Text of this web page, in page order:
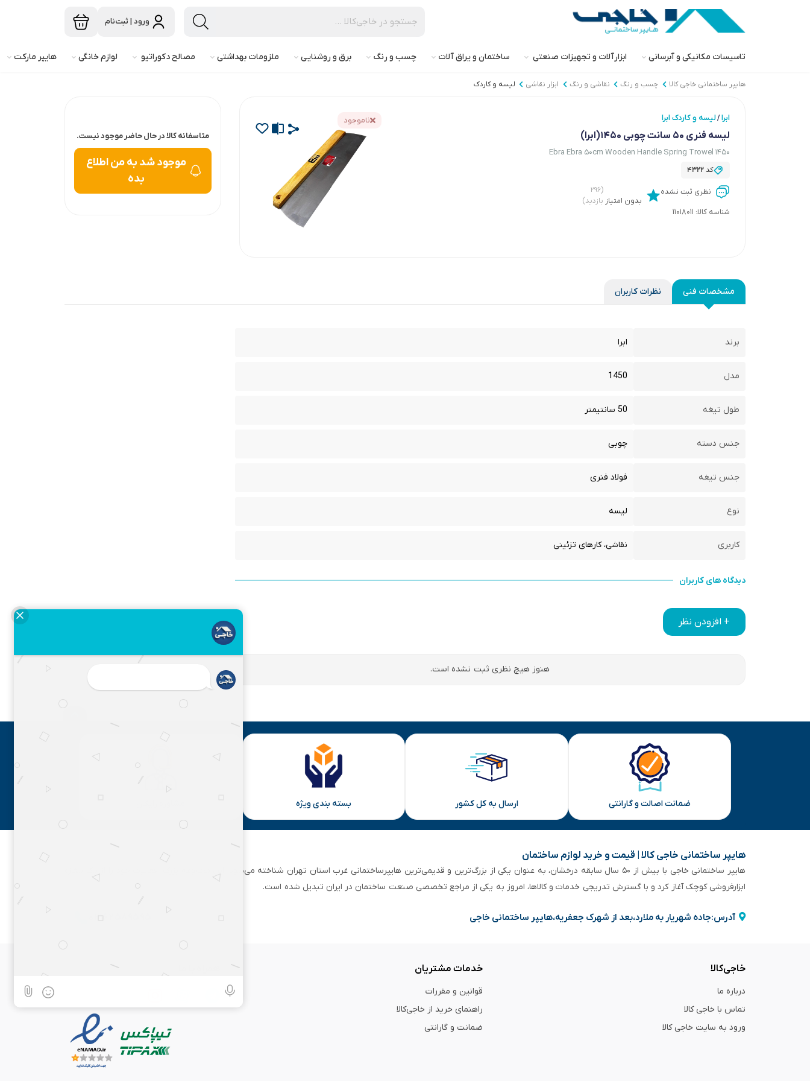
ورود | ثبت‌نام
تاسیسات مکانیکی و آبرسانی ابزارآلات و تجهیزات صنعتی ساختمان و یراق آلات چسب و رنگ برق و روشنایی ملزومات بهداشتی مصالح دکوراتیو لوازم خانگی هایپر مارکت
هایپر ساختمانی خاجی‌ کالا چسب و رنگ نقاشی و رنگ ابزار نقاشی لیسه و کاردک
ناموجود ابرا/لیسه و کاردک ابرا
لیسه فنری 50 سانت چوبی 1450(ابرا)
Ebra Ebra 50cm Wooden Handle Spring Trowel 1450
کد4322
نظری ثبت نشده
بدون امتیاز
(۲۹۶
بازدید)
شناسه کالا: 11018011
متاسفانه کالا در حال حاضر موجود نیست.
موجود شد به من اطلاع
بده
مشخصات فنی نظرات کاربران
برند ابرا
مدل 1450
طول تیغه 50 سانتیمتر
جنس دسته چوبی
جنس تیغه فولاد فنری
نوع لیسه
کاربری نقاشی، کارهای تزئینی
دیدگاه های کاربران
+ افزودن نظر
هنوز هیچ نظری ثبت نشده است.
ضمانت اصالت و گارانتی ارسال به کل کشور بسته بندی ویژه
هایپر ساختمانی خاجی‌ کالا | قیمت و خرید لوازم ساختمان
هایپر ساختمانی خاجی‌ با بیش از ۵۰ سال سابقه‌ درخشان، به عنوان یکی از بزرگ‌ترین و قدیمی‌ترین هایپرساختمانی‌ غرب استان تهران شناخته می‌شود. این مجموعه بزرگ، فعالیت خود را از یک مغازه
ابزارفروشی کوچک آغاز کرد و با گسترش تدریجی خدمات و کالاها، امروز به یکی از مراجع تخصصی صنعت ساختمان در ایران تبدیل شده است.
آدرس:جاده شهریار به ملارد،بعد از شهرک جعفریه،هایپر ساختمانی خاجی
خاجی‌کالا
درباره ما
تماس با خاجی کالا
ورود به سایت خاجی‌ کالا
خدمات مشتریان
قوانین و مقررات
راهنمای خرید از خاجی‌کالا
ضمانت و گارانتی